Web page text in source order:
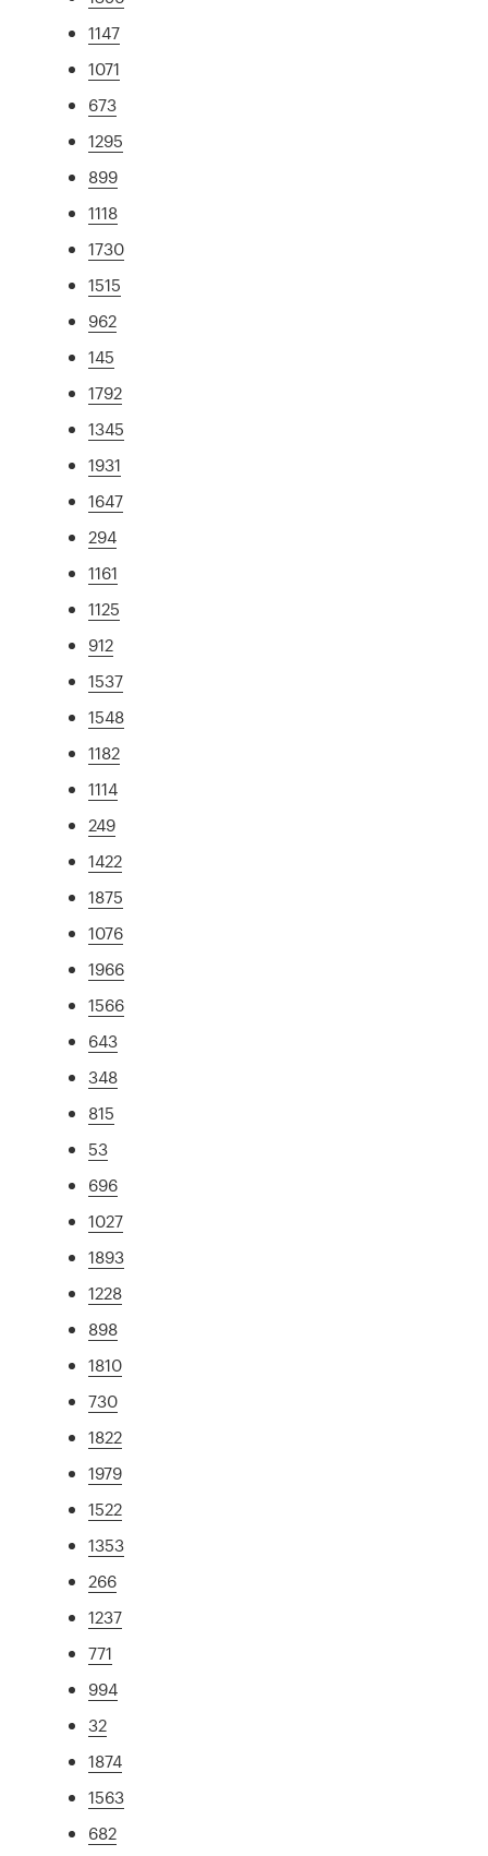
1147
1071
673
1295
899
1118
1730
1515
962
145
1792
1345
1931
1647
294
1161
1125
912
1537
1548
1182
1114
249
1422
1875
1076
1966
1566
643
348
815
53
696
1027
1893
1228
898
1810
730
1822
1979
1522
1353
266
1237
771
994
32
1874
1563
682